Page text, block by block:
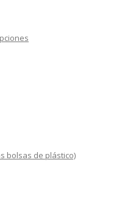
bolsas de plástico)